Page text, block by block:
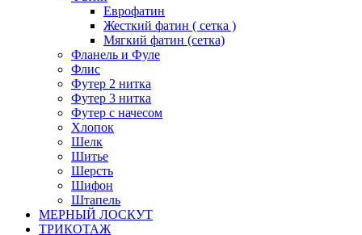
Еврофатин
Жесткий фатин ( сетка )
Мягкий фатин (сетка)
Фланель и Фуле
Флис
Футер 2 нитка
Футер 3 нитка
Футер с начесом
Хлопок
Шелк
Шитье
Шерсть
Шифон
Штапель
МЕРНЫЙ ЛОСКУТ
ТРИКОТАЖ